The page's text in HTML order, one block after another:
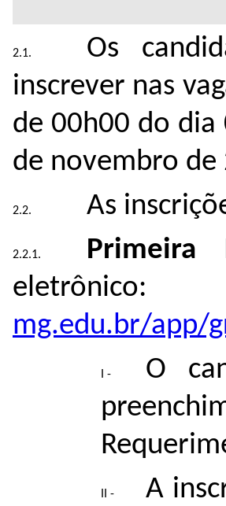
Os
inscrever nas
de 00h00 do
de novembro de
As
Primeira
mg.edu.br/app/
O
A